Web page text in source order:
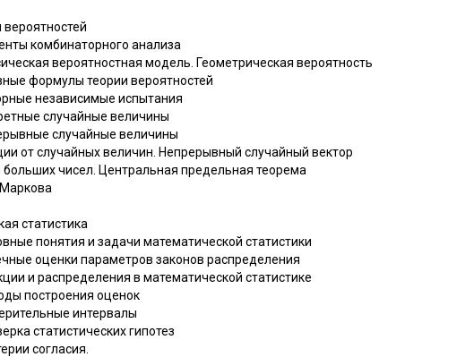
вероятностей
комбинаторного анализа
вероятностная модель. Геометрическая вероятность
формулы теории вероятностей
независимые испытания
случайные величины
случайные величины
от случайных величин. Непрерывный случайный вектор
больших чисел. Центральная предельная теорема
статистика
понятия и задачи математической статистики
оценки параметров законов распределения
и распределения в математической статистике
построения оценок
интервалы
статистических гипотез
согласия.